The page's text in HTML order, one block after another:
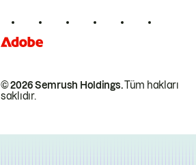
© 2026 Semrush Holdings.Tüm hakları
saklıdır.